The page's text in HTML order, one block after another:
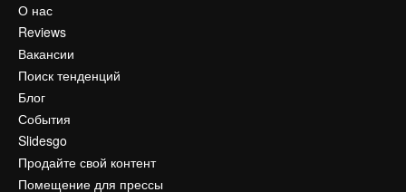
О нас
Reviews
Вакансии
Поиск тенденций
Блог
События
Slidesgo
Продайте свой контент
Помещение для прессы